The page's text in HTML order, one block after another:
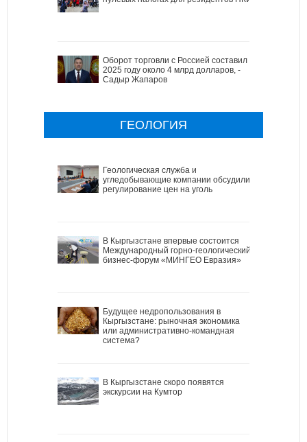
Оборот торговли с Россией составил в
2025 году около 4 млрд долларов, -
Садыр Жапаров
ГЕОЛОГИЯ
Геологическая служба и
угледобывающие компании обсудили
регулирование цен на уголь
В Кыргызстане впервые состоится
Международный горно-геологический
бизнес-форум «МИНГЕО Евразия»
Будущее недропользования в
Кыргызстане: рыночная экономика
или административно-командная
система?
В Кыргызстане скоро появятся
экскурсии на Кумтор